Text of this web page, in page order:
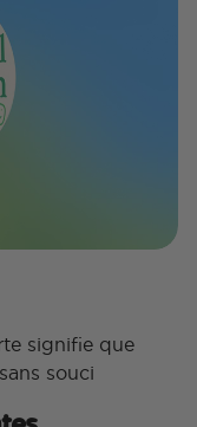
signifie que
souci